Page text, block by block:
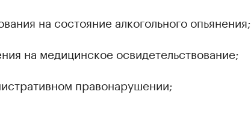
на состояние алкогольного опьянения;
на медицинское освидетельствование;
правонарушении;